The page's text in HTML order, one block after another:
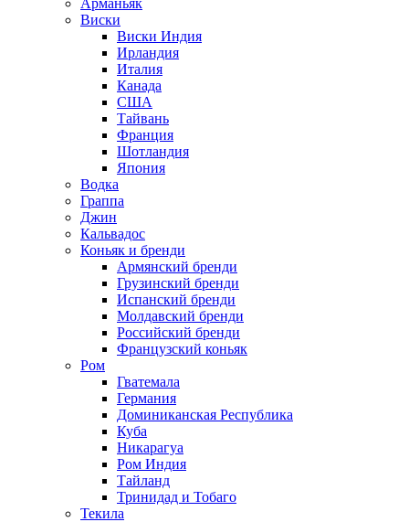
Арманьяк
Виски
Виски Индия
Ирландия
Италия
Канада
США
Тайвань
Франция
Шотландия
Япония
Водка
Граппа
Джин
Кальвадос
Коньяк и бренди
Армянский бренди
Грузинский бренди
Испанский бренди
Молдавский бренди
Российский бренди
Французский коньяк
Ром
Гватемала
Германия
Доминиканская Республика
Куба
Никарагуа
Ром Индия
Тайланд
Тринидад и Тобаго
Текила